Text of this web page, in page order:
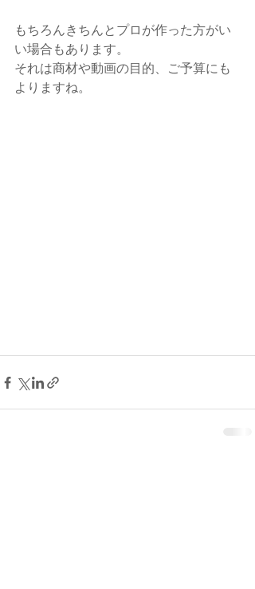
もちろんきちんとプロが作った方がい
い場合もあります。
それは商材や動画の目的、ご予算にも
よりますね。